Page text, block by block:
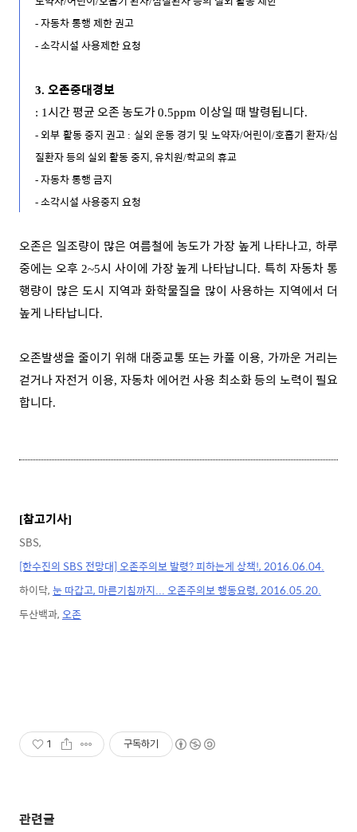
- 자동차 통행 제한 권고
- 소각시설 사용제한 요청
3. 오존중대경보
: 1 시간 평균 오존 농도가0.5ppm 이상일 때 발령됩니다.
-외부 활동 중지 권고 : 실외 운동 경기 및 노약자/어린이/호흡기 환자/심
질환자 등의 실외 활동 중지, 유치원/학교의 휴교
- 자동차 통행 금지
- 소각시설 사용중지 요청
오존은 일조량이 많은 여름철에 농도가 가장 높게 나타나고, 하루
중에는 오후 2~5시 사이에 가장 높게 나타납니다.특히 자동차 통
행량이 많은 도시 지역과 화학물질을 많이 사용하는 지역에서 더
높게 나타납니다.
오존발생을 줄이기 위해 대중교통 또는 카풀 이용, 가까운 거리는
걷거나 자전거 이용,자동차 에어컨 사용 최소화 등의 노력이 필요
합니다.
[참고기사]
SBS,
[한수진의 SBS 전망대] 오존주의보 발령? 피하는게 상책!, 2016.06.04.
하이닥,눈 따갑고, 마른기침까지... 오존주의보 행동요령, 2016.05.20.
두산백과,오존
1 구독하기
관련글